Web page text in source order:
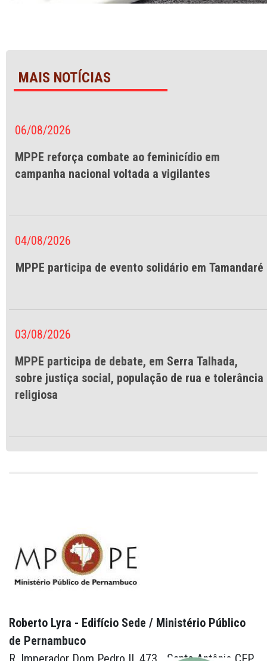
MAIS NOTÍCIAS
06/08/2026
MPPE reforça combate ao feminicídio em
campanha nacional voltada a vigilantes
04/08/2026
MPPE participa de evento solidário em Tamandaré
03/08/2026
MPPE participa de debate, em Serra Talhada,
sobre justiça social, população de rua e tolerância
religiosa
Roberto Lyra - Edifício Sede / Ministério Público
de Pernambuco